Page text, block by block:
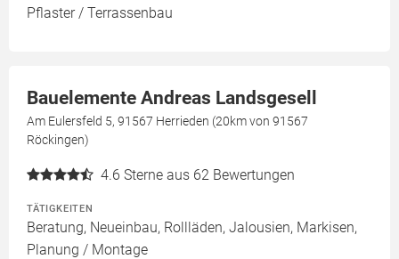
Pflaster / Terrassenbau
Bauelemente Andreas Landsgesell
Am Eulersfeld 5, 91567 Herrieden (20km von 91567
Röckingen)
4.6 Sterne aus 62 Bewertungen
TÄTIGKEITEN
Beratung, Neueinbau, Rollläden, Jalousien, Markisen,
Planung / Montage